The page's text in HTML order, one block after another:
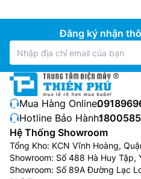
Đăng ký nhận
Mua Hàng Online:
Hotline Bảo Hành:
Hệ Thống Showroom
Tổng Kho: KCN Vĩnh Hoàng,
Showroom: Số 488 Hà Huy Tập,
Showroom: Số 89A Đường Lạc